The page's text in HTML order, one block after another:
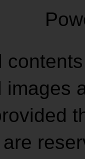
images